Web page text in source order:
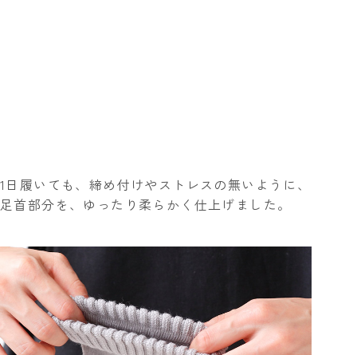
1日履いても、締め付けやストレスの無いように、
足首部分を、ゆったり柔らかく仕上げました。